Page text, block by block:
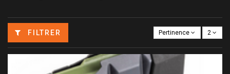
FILTRER Pertinence 2